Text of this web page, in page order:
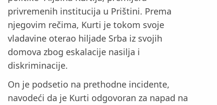
privremenih institucija u Prištini. Prema
njegovim rečima, Kurti je tokom svoje
vladavine oterao hiljade Srba iz svojih
domova zbog eskalacije nasilja i
diskriminacije.
On je podsetio na prethodne incidente,
navodeći da je Kurti odgovoran za napad na